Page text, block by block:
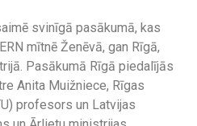
svinīgā pasākumā, kas
mītnē Ženēvā, gan Rīgā,
Pasākumā Rīgā piedalījās
Anita Muižniece, Rīgas
profesors un Latvijas